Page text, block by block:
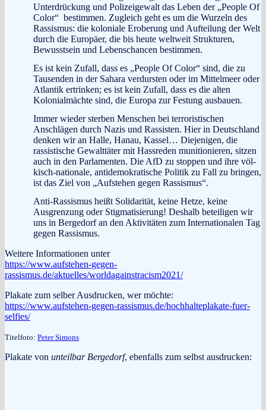
Unterdrückung und Polizeigewalt das Le­ben der „People Of
Color“ bestimmen. Zu­gleich geht es um die Wurzeln des
Rassismus: die koloniale Eroberung und Aufteilung der Welt
durch die Europäer, die bis heute weltweit Strukturen,
Bewusstsein und Lebenschancen bestimmen.
Es ist kein Zufall, dass es „People Of Color“ sind, die zu
Tausenden in der Sahara verdursten oder im Mittelmeer oder
Atlantik ertrinken; es ist kein Zufall, dass es die alten
Kolonialmächte sind, die Europa zur Festung ausbauen.
Immer wieder sterben Menschen bei terroristischen
Anschlägen durch Nazis und Rassisten. Hier in Deutschland
denken wir an Halle, Hanau, Kassel… Diejenigen, die
rassistische Gewalttäter mit Hassreden munitionieren, sitzen
auch in den Parlamenten. Die AfD zu stoppen und ihre völ­
kisch-nationale, antidemokratische Politik zu Fall zu bringen,
ist das Ziel von „Aufstehen gegen Ras­sismus“.
Anti-Rassismus heißt Solidarität, keine Hetze, keine
Ausgrenzung oder Stigmatisierung! Deshalb beteiligen wir
uns in Bergedorf an den Aktivitä­ten zum Internationalen Tag
gegen Rassismus.
Weitere Informationen unter
https://www.aufstehen-gegen-
rassismus.de/aktuelles/worldagainstracism2021/
Plakate zum selber Ausdrucken, wer möchte:
https://www.aufstehen-gegen-rassismus.de/hochhalteplakate-fuer-
selfies/
Titelfoto: Peter Simons
Plakate von unteilbar Bergedorf, ebenfalls zum selbst ausdrucken: